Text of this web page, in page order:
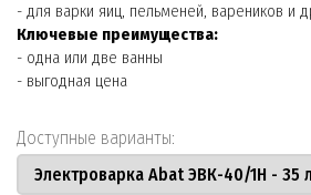
- для варки яиц, пельменей, вареников и
Ключевые преимущества:
- одна или две ванны
- выгодная цена
Доступные варианты: